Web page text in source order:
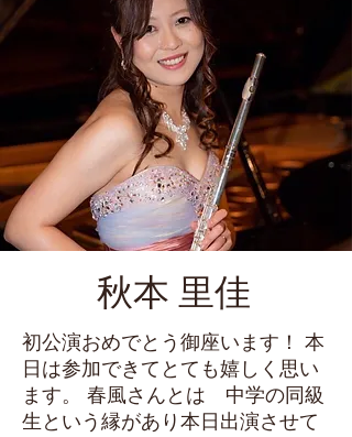
秋本 里佳
初公演おめでとう御座います！ 本
日は参加できてとても嬉しく思い
ます。 春風さんとは 中学の同級
生という縁があり本日出演させて